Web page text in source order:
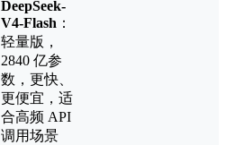
DeepSeek-
V4-Flash ：
轻量版，
2840 亿参
数，更快、
更便宜，适
合高频 API
调用场景